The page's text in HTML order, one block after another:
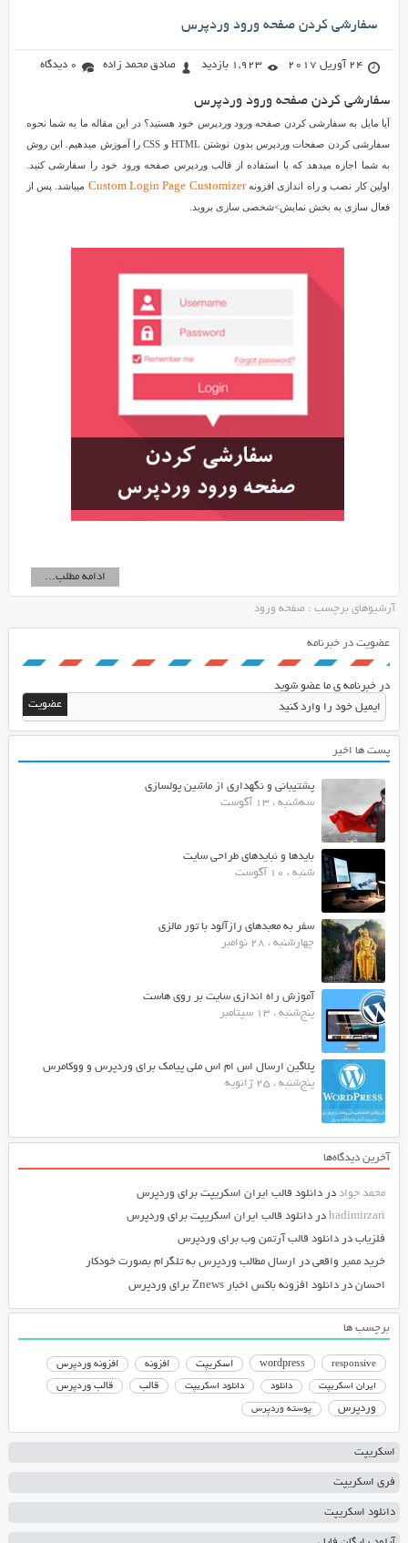
سفارشی کردن صفحه ورود وردپرس
24 آوریل 2017 1,923 بازدید صادق محمد زاده 0 دیدگاه
سفارشی کردن صفحه ورود وردپرس
آیا مایل به سفارشی کردن صفحه ورود وردپرس خود هستید؟ در این مقاله ما به شما نحوه
سفارشی کردن صفحات وردپرس بدون نوشتن HTML و CSS را آموزش میدهیم. این روش
به شما اجازه میدهد که با استفاده از قالب وردپرس صفحه ورود خود را سفارشی کنید.
اولین کار نصب و راه اندازی افزونهCustom Login Page Customizer میباشد. پس از
فعال سازی به بخش نمایش>شخصی سازی بروید.
ادامه مطلب...
آرشیوهای برچسب : صفحه ورود
عضویت در خبرنامه
در خبرنامه ی ما عضو شوید
پست ها اخیر
پشتیبانی و نگهداری از ماشین پولسازی
سه‌شنبه ، 13 آگوست
بایدها و نبایدهای طراحی سایت
شنبه ، 10 آگوست
سفر به معبدهای رازآلود با تور مالزی
چهارشنبه ، 28 نوامبر
آموزش راه اندازی سایت بر روی هاست
پنج‌شنبه ، 13 سپتامبر
پلاگین ارسال اس ام اس ملی پیامک برای وردپرس و ووکامرس
پنج‌شنبه ، 25 ژانویه
آخرین دیدگاه‌ها
محمد جواددر دانلود قالب ایران اسکریپت برای وردپرس
hadimirzariدر دانلود قالب ایران اسکریپت برای وردپرس
فلزیابدر دانلود قالب آرتمن وب برای وردپرس
خرید ممبر واقعیدر ارسال مطالب وردپرس به تلگرام بصورت خودکار
احساندر دانلود افزونه باکس اخبار Znews برای وردپرس
برچسب ها
responsive
wordpress اسکریپت افزونه افزونه وردپرس
ایران اسکریپت دانلود دانلود اسکریپت قالب قالب وردپرس
وردپرس پوسته وردپرس
اسکریپت
فری اسکریپت
دانلود اسکریپت